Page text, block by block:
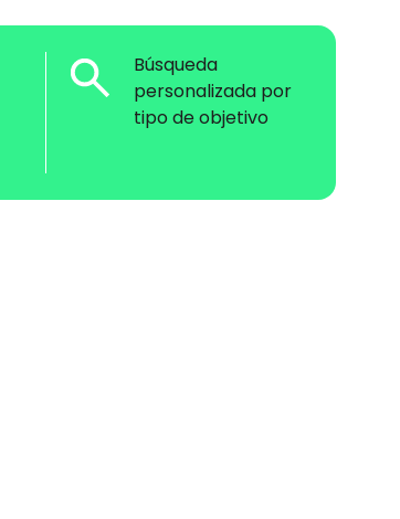
Búsqueda
personalizada por
tipo de objetivo